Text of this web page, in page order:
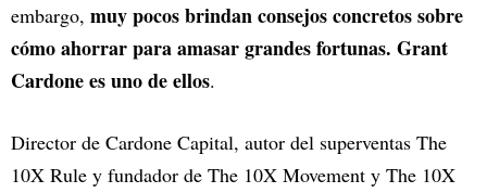
embargo, muy pocos brindan consejos concretos sobre
cómo ahorrar para amasar grandes fortunas. Grant
Cardone es uno de ellos.
Director de Cardone Capital, autor del superventas The
10X Rule y fundador de The 10X Movement y The 10X